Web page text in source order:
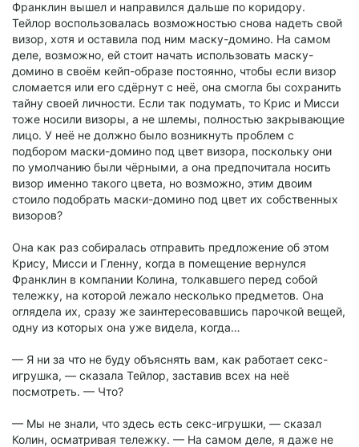
Франклин вышел и направился дальше по коридору.
Тейлор воспользовалась возможностью снова надеть свой
визор, хотя и оставила под ним маску-домино. На самом
деле, возможно, ей стоит начать использовать маску-
домино в своём кейп-образе постоянно, чтобы если визор
сломается или его сдёрнут с неё, она смогла бы сохранить
тайну своей личности. Если так подумать, то Крис и Мисси
тоже носили визоры, а не шлемы, полностью закрывающие
лицо. У неё не должно было возникнуть проблем с
подбором маски-домино под цвет визора, поскольку они
по умолчанию были чёрными, а она предпочитала носить
визор именно такого цвета, но возможно, этим двоим
стоило подобрать маски-домино под цвет их собственных
визоров?
Она как раз собиралась отправить предложение об этом
Крису, Мисси и Гленну, когда в помещение вернулся
Франклин в компании Колина, толкавшего перед собой
тележку, на которой лежало несколько предметов. Она
оглядела их, сразу же заинтересовавшись парочкой вещей,
одну из которых она уже видела, когда…
— Я ни за что не буду объяснять вам, как работает секс-
игрушка, — сказала Тейлор, заставив всех на неё
посмотреть. — Что?
— Мы не знали, что здесь есть секс-игрушки, — сказал
Колин, осматривая тележку. — На самом деле, я даже не